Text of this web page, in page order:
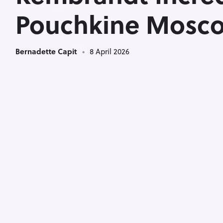
Pouchkine
Bernadette Capit 8 April 2026